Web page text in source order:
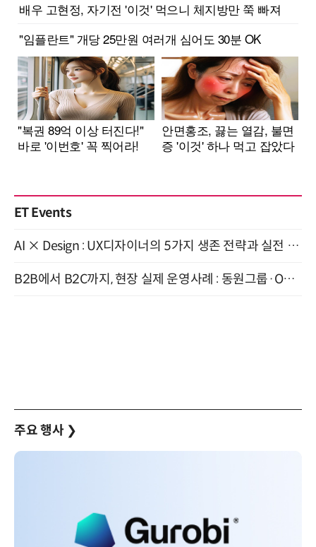
ET Events
AI × Design : UX디자이너의 5가지 생존 전략과 실전 대응 8월 28일 개최
B2B에서 B2C까지, 현장 실제 운영사례 : 동원그룹·OCI·다이닝브랜즈그룹·당근 (8/27)
주요 행사 ❯